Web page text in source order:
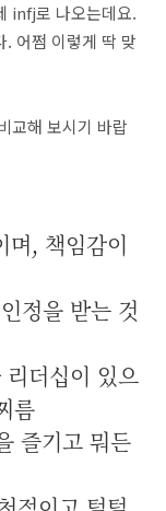
infj로 나오는데요.
어쩜 이렇게 딱 맞
교해 보시기 바랍
며, 책임감이
정을 받는 것
더십이 있으
름
즐기고 뭐든